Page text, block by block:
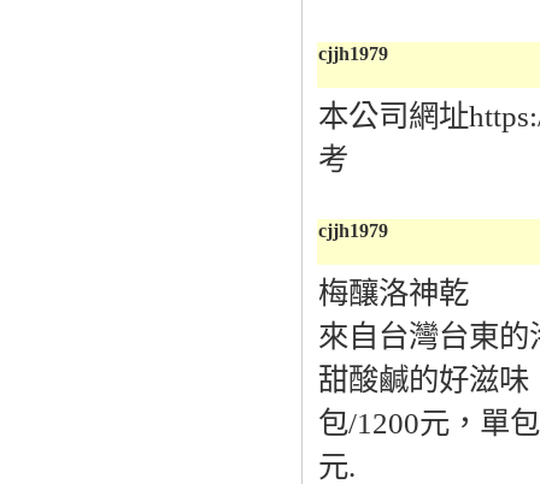
cjjh1979
本公司網址
考
cjjh1979
梅釀洛神乾
來自台灣台東
甜酸鹹的好滋
包/1200元，單
元.